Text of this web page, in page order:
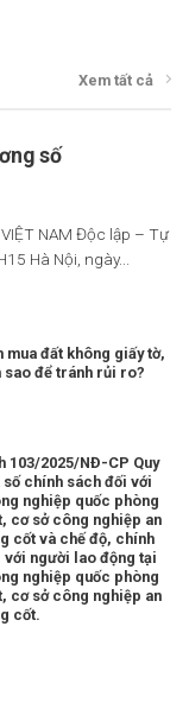
Xem tất cả
số
VIỆT NAM Độc lập – Tự
Hà Nội, ngày...
mua đất không giấy tờ,
sao để tránh rủi ro?
103/2025/NĐ-CP Quy
số chính sách đối với
nghiệp quốc phòng
cơ sở công nghiệp an
cốt và chế độ, chính
với người lao động tại
nghiệp quốc phòng
cơ sở công nghiệp an
cốt.